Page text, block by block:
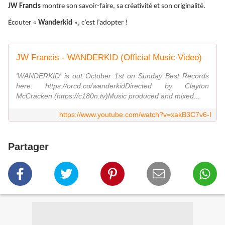
JW Francis montre son savoir-faire, sa créativité et son originalité.
Écouter « Wanderkid », c’est l’adopter !
JW Francis - WANDERKID (Official Music Video)
'WANDERKID' is out October 1st on Sunday Best Records
here: https://orcd.co/wanderkidDirected by Clayton
McCracken (https://c180n.tv)Music produced and mixed...
https://www.youtube.com/watch?v=xakB3C7v6-I
Partager